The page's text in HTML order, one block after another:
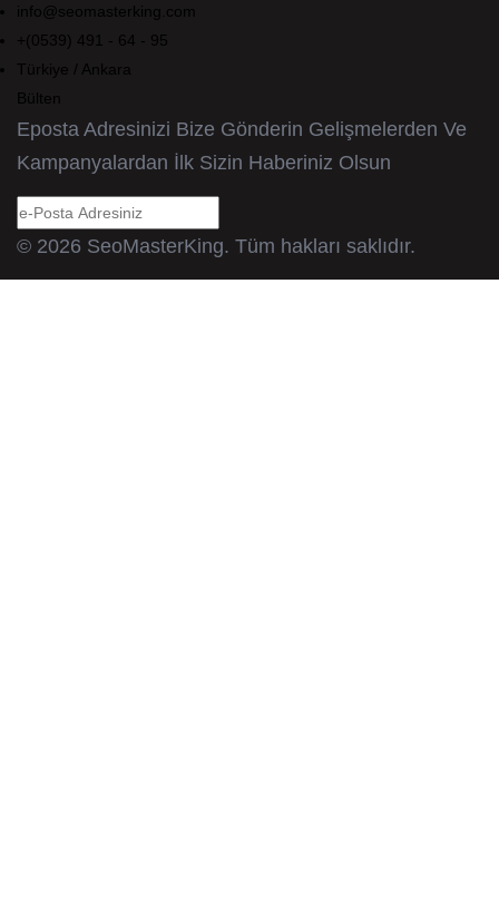
info@seomasterking.com
+(0539) 491 - 64 - 95
Türkiye / Ankara
Bülten
Eposta Adresinizi Bize Gönderin Gelişmelerden Ve
Kampanyalardan İlk Sizin Haberiniz Olsun
© 2026 SeoMasterKing. Tüm hakları saklıdır.